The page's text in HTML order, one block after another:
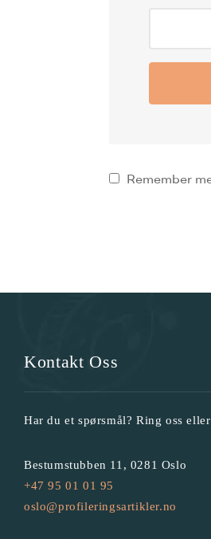
Remember
Kontakt Oss
Har du et spørsmål? Ring oss
Bestumstubben 11, 0281 Oslo
+47 95 01 01 95
oslo@profileringsartikler.no